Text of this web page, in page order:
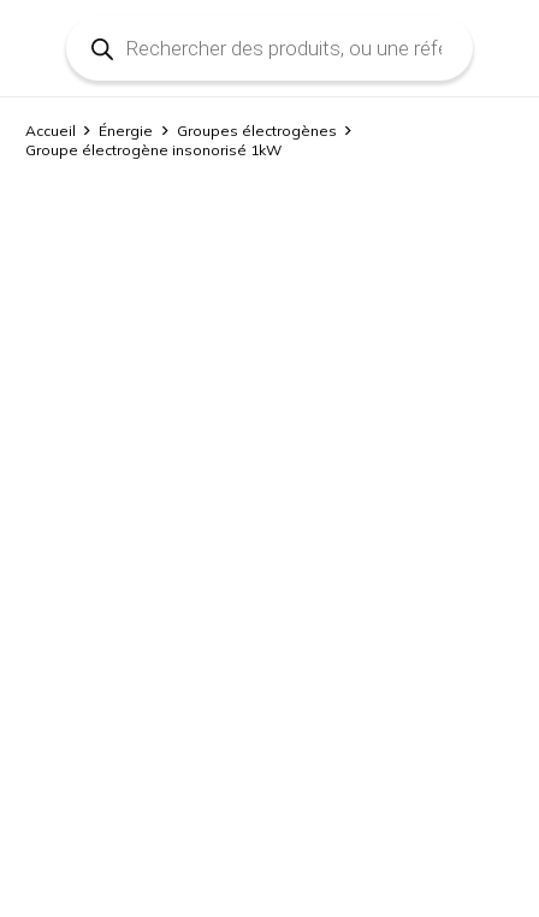
produits
Accueil Énergie
Groupes électrogènes
Groupe électrogène insonorisé 1kW